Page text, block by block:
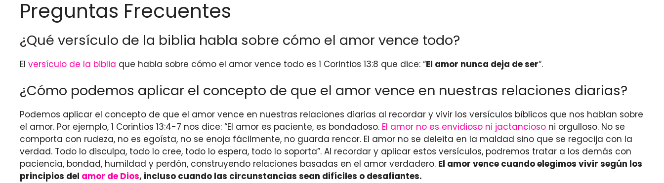
Preguntas Frecuentes
¿Qué versículo de la biblia habla sobre cómo el amor vence todo?
El versículo de la biblia que habla sobre cómo el amor vence todo es 1 Corintios 13:8 que dice: “El amor nunca deja de ser“.
¿Cómo podemos aplicar el concepto de que el amor vence en nuestras relaciones diarias?
Podemos aplicar el concepto de que el amor vence en nuestras relaciones diarias al recordar y vivir los versículos bíblicos que nos hablan sobre
el amor. Por ejemplo, 1 Corintios 13:4-7 nos dice: “El amor es paciente, es bondadoso. El amor no es envidioso ni jactancioso ni orgulloso. No se
comporta con rudeza, no es egoísta, no se enoja fácilmente, no guarda rencor. El amor no se deleita en la maldad sino que se regocija con la
verdad. Todo lo disculpa, todo lo cree, todo lo espera, todo lo soporta”. Al recordar y aplicar estos versículos, podremos tratar a los demás con
paciencia, bondad, humildad y perdón, construyendo relaciones basadas en el amor verdadero. El amor vence cuando elegimos vivir según los
principios del amor de Dios, incluso cuando las circunstancias sean difíciles o desafiantes.